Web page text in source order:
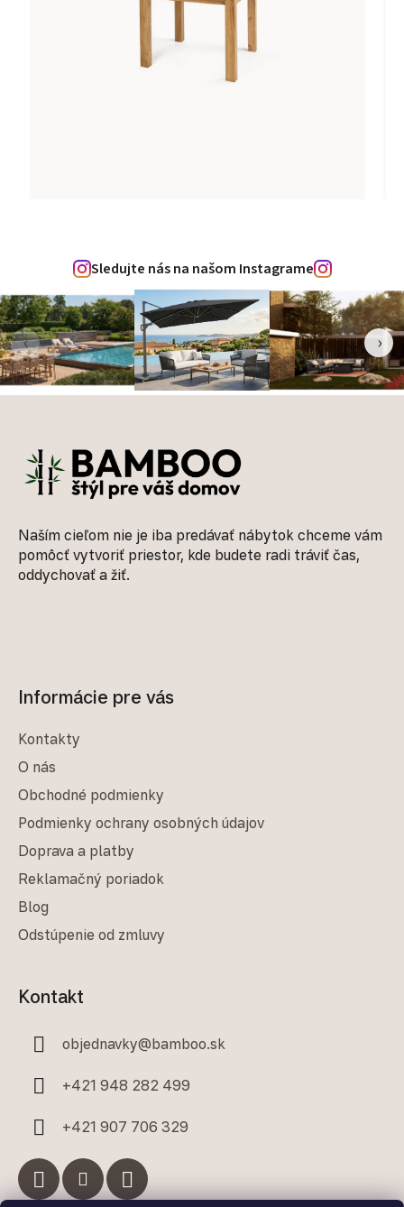
Sledujte nás na našom Instagrame
‹ ›
Naším cieľom nie je iba predávať nábytok chceme vám
pomôcť vytvoriť priestor, kde budete radi tráviť čas,
oddychovať a žiť.
Informácie pre vás
Kontakty
O nás
Obchodné podmienky
Podmienky ochrany osobných údajov
Doprava a platby
Reklamačný poriadok
Blog
Odstúpenie od zmluvy
Kontakt
objednavky@bamboo.sk
+421 948 282 499
+421 907 706 329